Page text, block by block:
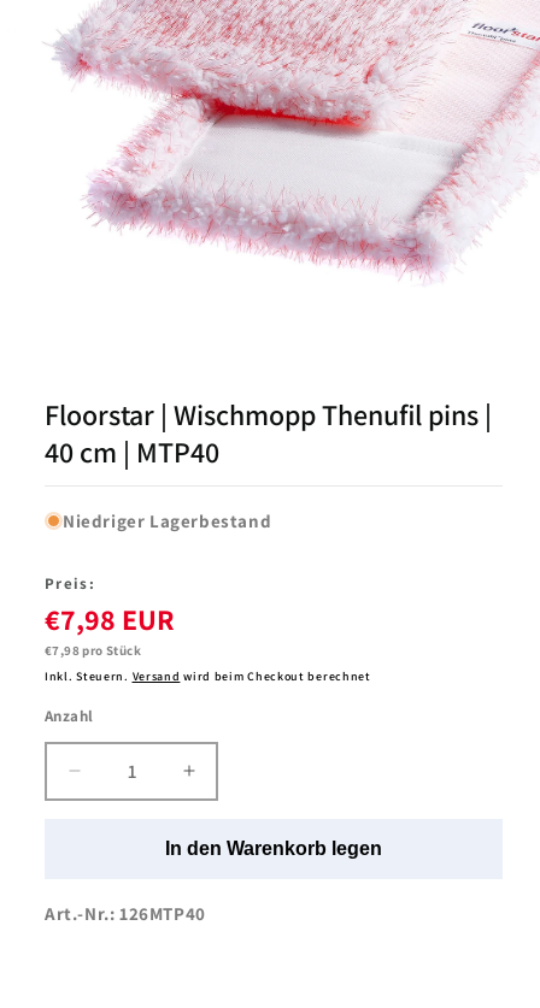
Floorstar | Wischmopp Thenufil pins |
40 cm | MTP40
Niedriger Lagerbestand
Preis:
€7,98 EUR
Grundpreis
€7,98 pro Stück
Inkl. Steuern. Versand wird beim Checkout berechnet
Anzahl
Anzahl
Verringere
die
Erhöhe
die
für
|
In den Warenkorb legen
Art.-Nr.: 126MTP40